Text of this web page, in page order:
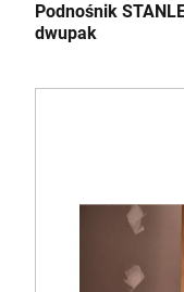
Podnośnik
dwupak